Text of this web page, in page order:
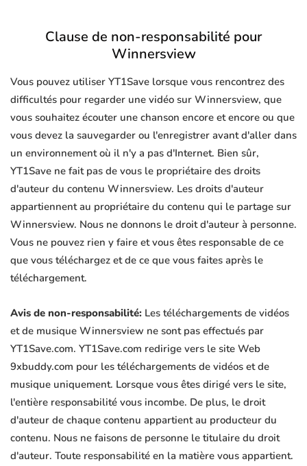
Clause de non-responsabilité pour
Winnersview
Vous pouvez utiliser YT1Save lorsque vous rencontrez des
difficultés pour regarder une vidéo sur Winnersview, que
vous souhaitez écouter une chanson encore et encore ou que
vous devez la sauvegarder ou l'enregistrer avant d'aller dans
un environnement où il n'y a pas d'Internet. Bien sûr,
YT1Save ne fait pas de vous le propriétaire des droits
d'auteur du contenu Winnersview. Les droits d'auteur
appartiennent au propriétaire du contenu qui le partage sur
Winnersview. Nous ne donnons le droit d'auteur à personne.
Vous ne pouvez rien y faire et vous êtes responsable de ce
que vous téléchargez et de ce que vous faites après le
téléchargement.
Avis de non-responsabilité: Les téléchargements de vidéos
et de musique Winnersview ne sont pas effectués par
YT1Save.com. YT1Save.com redirige vers le site Web
9xbuddy.com pour les téléchargements de vidéos et de
musique uniquement. Lorsque vous êtes dirigé vers le site,
l'entière responsabilité vous incombe. De plus, le droit
d'auteur de chaque contenu appartient au producteur du
contenu. Nous ne faisons de personne le titulaire du droit
d'auteur. Toute responsabilité en la matière vous appartient.